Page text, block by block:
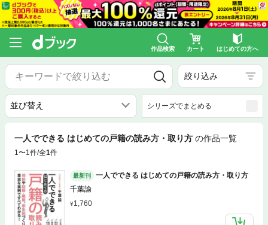
作品検索 カート はじめての方へ
絞り込み
シリーズでまとめる
一人でできる はじめての戸籍の読み方・取り方 の作品一覧
1〜1件/全1件
最新刊
一人でできる はじめての戸籍の読み方・取り方
千葉諭
1,760